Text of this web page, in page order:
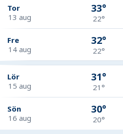
Tor
13 aug
33°
22°
Fre
14 aug
32°
22°
Lör
15 aug
31°
21°
Sön
16 aug
30°
20°